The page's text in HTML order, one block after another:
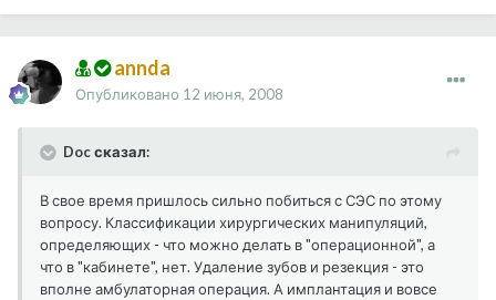
annda
Опубликовано 12 июня, 2008
Doc сказал:
В свое время пришлось сильно побиться с СЭС по этому
вопросу. Классификации хирургических манипуляций,
определяющих - что можно делать в "операционной", а
что в "кабинете", нет. Удаление зубов и резекция - это
вполне амбулаторная операция. А имплантация и вовсе